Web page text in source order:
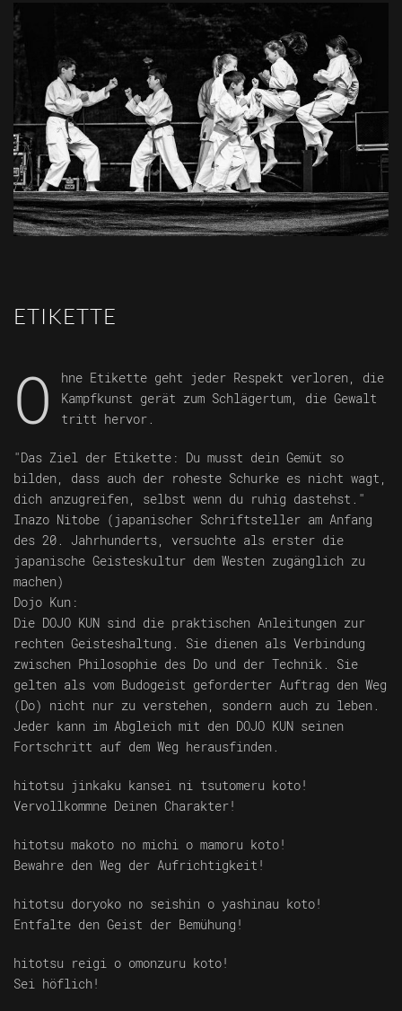
ETIKETTE
O
hne Etikette geht jeder Respekt verloren, die
Kampfkunst gerät zum Schlägertum, die Gewalt
tritt hervor.
"Das Ziel der Etikette: Du musst dein Gemüt so
bilden, dass auch der roheste Schurke es nicht wagt,
dich anzugreifen, selbst wenn du ruhig dastehst."
Inazo Nitobe (japanischer Schriftsteller am Anfang
des 20. Jahrhunderts, versuchte als erster die
japanische Geisteskultur dem Westen zugänglich zu
machen)
Dojo Kun:
Die DOJO KUN sind die praktischen Anleitungen zur
rechten Geisteshaltung. Sie dienen als Verbindung
zwischen Philosophie des Do und der Technik. Sie
gelten als vom Budogeist geforderter Auftrag den Weg
(Do) nicht nur zu verstehen, sondern auch zu leben.
Jeder kann im Abgleich mit den DOJO KUN seinen
Fortschritt auf dem Weg herausfinden.
hitotsu jinkaku kansei ni tsutomeru koto!
Vervollkommne Deinen Charakter!
hitotsu makoto no michi o mamoru koto!
Bewahre den Weg der Aufrichtigkeit!
hitotsu doryoko no seishin o yashinau koto!
Entfalte den Geist der Bemühung!
hitotsu reigi o omonzuru koto!
Sei höflich!